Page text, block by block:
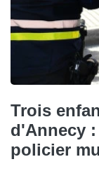
Trois
d'Annecy
policier